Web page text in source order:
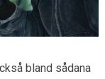
bland sådana